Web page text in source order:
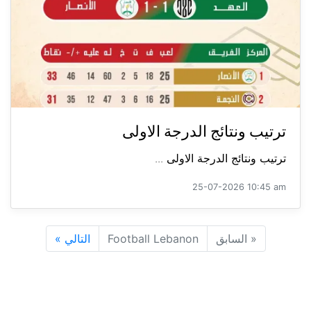
ترتيب ونتائج الدرجة الاولى
ترتيب ونتائج الدرجة الاولى ...
25-07-2026 10:45 am
« السابق Football Lebanon التالي »